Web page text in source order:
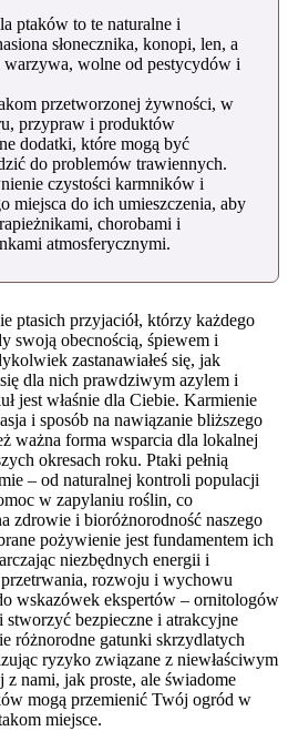
ptaków to te naturalne i
słonecznika, konopi, len, a
warzywa, wolne od pestycydów i
przetworzonej żywności, w
przypraw i produktów
dodatki, które mogą być
do problemów trawiennych.
czystości karmników i
miejsca do ich umieszczenia, aby
chorobami i
atmosferycznymi.
ptasich przyjaciół, którzy każdego
swoją obecnością, śpiewem i
zastanawiałeś się, jak
dla nich prawdziwym azylem i
jest właśnie dla Ciebie. Karmienie
i sposób na nawiązanie bliższego
ważna forma wsparcia dla lokalnej
okresach roku. Ptaki pełnią
– od naturalnej kontroli populacji
w zapylaniu roślin, co
zdrowie i bioróżnorodność naszego
pożywienie jest fundamentem ich
niezbędnych energii i
rozwoju i wychowu
wskazówek ekspertów – ornitologów
bezpieczne i atrakcyjne
różnorodne gatunki skrzydlatych
ryzyko związane z niewłaściwym
nami, jak proste, ale świadome
mogą przemienić Twój ogród w
miejsce.